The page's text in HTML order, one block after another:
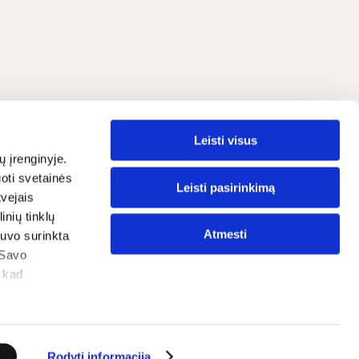
įrenginyje.
svetainės
tinklų
surinkta
Leisti visus
Leisti pasirinkimą
Atmesti
Lietuvių